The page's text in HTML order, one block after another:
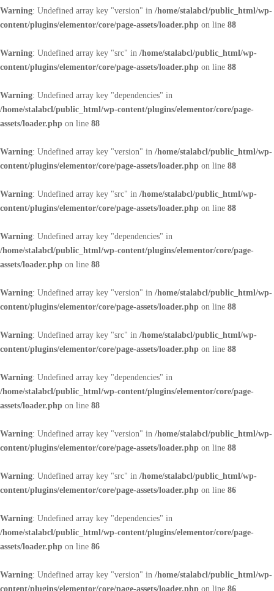
Warning: Undefined array key "version" in /home/stalabcl/public_html/wp-
content/plugins/elementor/core/page-assets/loader.php on line 88
Warning: Undefined array key "src" in /home/stalabcl/public_html/wp-
content/plugins/elementor/core/page-assets/loader.php on line 88
Warning: Undefined array key "dependencies" in
/home/stalabcl/public_html/wp-content/plugins/elementor/core/page-
assets/loader.php on line 88
Warning: Undefined array key "version" in /home/stalabcl/public_html/wp-
content/plugins/elementor/core/page-assets/loader.php on line 88
Warning: Undefined array key "src" in /home/stalabcl/public_html/wp-
content/plugins/elementor/core/page-assets/loader.php on line 88
Warning: Undefined array key "dependencies" in
/home/stalabcl/public_html/wp-content/plugins/elementor/core/page-
assets/loader.php on line 88
Warning: Undefined array key "version" in /home/stalabcl/public_html/wp-
content/plugins/elementor/core/page-assets/loader.php on line 88
Warning: Undefined array key "src" in /home/stalabcl/public_html/wp-
content/plugins/elementor/core/page-assets/loader.php on line 88
Warning: Undefined array key "dependencies" in
/home/stalabcl/public_html/wp-content/plugins/elementor/core/page-
assets/loader.php on line 88
Warning: Undefined array key "version" in /home/stalabcl/public_html/wp-
content/plugins/elementor/core/page-assets/loader.php on line 88
Warning: Undefined array key "src" in /home/stalabcl/public_html/wp-
content/plugins/elementor/core/page-assets/loader.php on line 86
Warning: Undefined array key "dependencies" in
/home/stalabcl/public_html/wp-content/plugins/elementor/core/page-
assets/loader.php on line 86
Warning: Undefined array key "version" in /home/stalabcl/public_html/wp-
content/plugins/elementor/core/page-assets/loader.php on line 86